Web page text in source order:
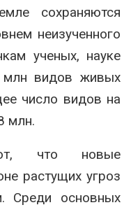
сохраняются
неизученного
ученых, науке
млн видов живых
число видов на
млн.
что новые
растущих угроз
Среди основных